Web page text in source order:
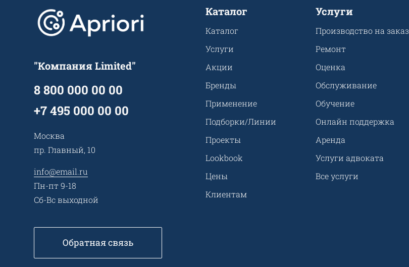
"Компания Limited"
8 800 000 00 00
+7 495 000 00 00
Москва
пр. Главный, 10
info@email.ru
Пн-пт 9-18
Сб-Вс выходной
Обратная связь
Каталог
Каталог
Услуги
Акции
Бренды
Применение
Подборки/Линии
Проекты
Lookbook
Цены
Клиентам
Услуги
Производство на заказ
Ремонт
Оценка
Обслуживание
Обучение
Онлайн поддержка
Аренда
Услуги адвоката
Все услуги